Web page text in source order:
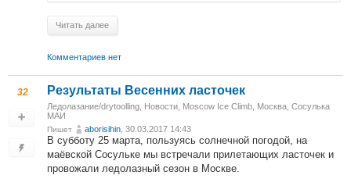
Читать далее
Комментариев нет
32 Результаты Весенних ласточек
Ледолазание/drytoolling Новости Moscow Ice Climb Москва, Сосулька
МАИ
Пишет aborisihin , 30.03.2017 14:43
В субботу 25 марта, пользуясь солнечной погодой, на
маёвской Сосульке мы встречали прилетающих ласточек и
провожали ледолазный сезон в Москве.